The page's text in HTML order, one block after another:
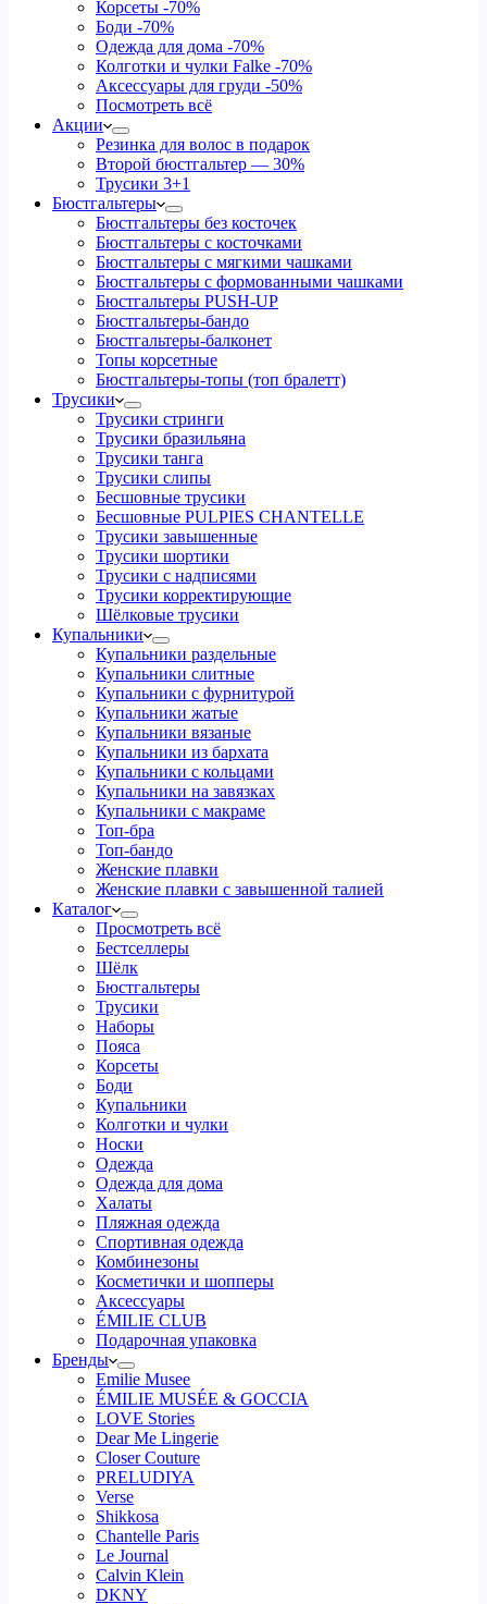
Корсеты -70%
Боди -70%
Одежда для дома -70%
Колготки и чулки Falke -70%
Аксессуары для груди -50%
Посмотреть всё
Акции
Резинка для волос в подарок
Второй бюстгальтер — 30%
Трусики 3+1
Бюстгальтеры
Бюстгальтеры без косточек
Бюстгальтеры с косточками
Бюстгальтеры с мягкими чашками
Бюстгальтеры с формованными чашками
Бюстгальтеры PUSH-UP
Бюстгальтеры-бандо
Бюстгальтеры-балконет
Топы корсетные
Бюстгальтеры-топы (топ бралетт)
Трусики
Трусики стринги
Трусики бразильяна
Трусики танга
Трусики слипы
Бесшовные трусики
Бесшовные PULPIES CHANTELLE
Трусики завышенные
Трусики шортики
Трусики с надписями
Трусики корректирующие
Шёлковые трусики
Купальники
Купальники раздельные
Купальники слитные
Купальники с фурнитурой
Купальники жатые
Купальники вязаные
Купальники из бархата
Купальники с кольцами
Купальники на завязках
Купальники с макраме
Топ-бра
Топ-бандо
Женские плавки
Женские плавки с завышенной талией
Каталог
Просмотреть всё
Бестселлеры
Шёлк
Бюстгальтеры
Трусики
Наборы
Пояса
Корсеты
Боди
Купальники
Колготки и чулки
Носки
Одежда
Одежда для дома
Халаты
Пляжная одежда
Спортивная одежда
Комбинезоны
Косметички и шопперы
Аксессуары
ÉMILIE CLUB
Подарочная упаковка
Бренды
Emilie Musee
ÉMILIE MUSÉE & GOCCIA
LOVE Stories
Dear Me Lingerie
Closer Couture
PRELUDIYA
Verse
Shikkosa
Chantelle Paris
Le Journal
Calvin Klein
DKNY